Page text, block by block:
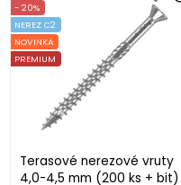
Terasové nerezové vruty
4,0-4,5 mm (200 ks + bit)
- 20%
NEREZ C2
NOVINKA
PREMIUM